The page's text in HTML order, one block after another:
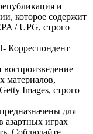
и
которое содержит
/ UPG, строго
Корреспондент
материалов,
Images, строго
для
азартных играх
Соблюдайте